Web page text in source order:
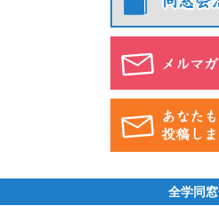
全学同